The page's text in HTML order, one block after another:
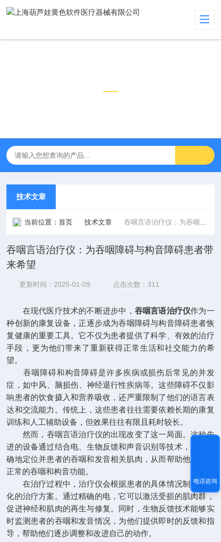
技术文章
当前位置：首页 技术文章 吞咽言语治疗仪：为吞咽障碍与构音障碍患者带来希望
吞咽言语治疗仪：为吞咽障碍与构音障碍患者带
来希望
更新时间：2025-01-09 点击次数：311
在现代医疗技术的不断进步中， 吞咽言语治疗仪作为一
种创新的康复设备，正逐步成为吞咽障碍与构音障碍患者恢
复健康的重要工具。它不仅为患者提供了科学、有效的治疗
手段，更为他们带来了重新获得正常生活和社交能力的希
望。
吞咽障碍和构音障碍是许多疾病或损伤后常见的并发
症，如中风、脑损伤、神经退行性疾病等。这些障碍不仅影
响患者的饮食摄入和营养吸收，还严重限制了他们的语言表
达和交流能力。传统上，这些患者往往需要依赖长期的康复
训练和人工辅助设备，但效果往往有限且耗时较长。
然而，吞咽言语治疗仪的出现改变了这一局面。这种先
进的设备通过结合电、生物反馈和声音识别等技术，能够精
确地定位并患者的吞咽和发音相关肌肉，从而帮助他们恢复
正常的吞咽和构音功能。
在治疗过程中，治疗仪会根据患者的具体情况制定个性
化的治疗方案。通过精确的电，它可以激活受损的肌肉群，
促进神经和肌肉的再生与修复。同时，生物反馈技术能够实
时监测患者的吞咽和发音情况，为他们提供即时的反馈和指
导，帮助他们逐步调整和改进自己的动作。
电话咨询